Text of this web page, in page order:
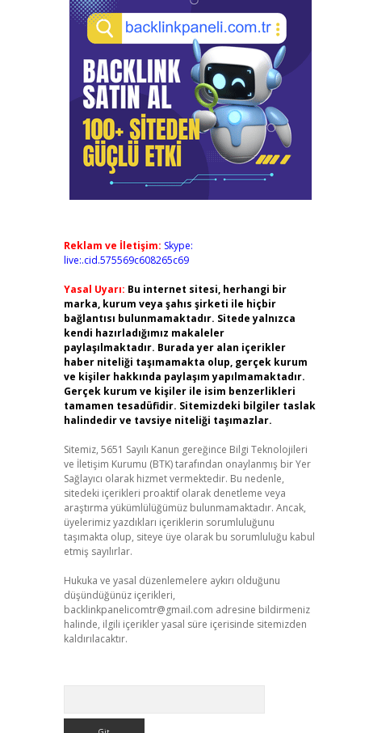
Reklam ve İletişim: Skype:
live:.cid.575569c608265c69
Yasal Uyarı: Bu internet sitesi, herhangi bir
marka, kurum veya şahıs şirketi ile hiçbir
bağlantısı bulunmamaktadır. Sitede yalnızca
kendi hazırladığımız makaleler
paylaşılmaktadır. Burada yer alan içerikler
haber niteliği taşımamakta olup, gerçek kurum
ve kişiler hakkında paylaşım yapılmamaktadır.
Gerçek kurum ve kişiler ile isim benzerlikleri
tamamen tesadüfidir. Sitemizdeki bilgiler taslak
halindedir ve tavsiye niteliği taşımazlar.
Sitemiz, 5651 Sayılı Kanun gereğince Bilgi Teknolojileri
ve İletişim Kurumu (BTK) tarafından onaylanmış bir Yer
Sağlayıcı olarak hizmet vermektedir. Bu nedenle,
sitedeki içerikleri proaktif olarak denetleme veya
araştırma yükümlülüğümüz bulunmamaktadır. Ancak,
üyelerimiz yazdıkları içeriklerin sorumluluğunu
taşımakta olup, siteye üye olarak bu sorumluluğu kabul
etmiş sayılırlar.
Hukuka ve yasal düzenlemelere aykırı olduğunu
düşündüğünüz içerikleri,
backlinkpanelicomtr@gmail.com adresine bildirmeniz
halinde, ilgili içerikler yasal süre içerisinde sitemizden
kaldırılacaktır.